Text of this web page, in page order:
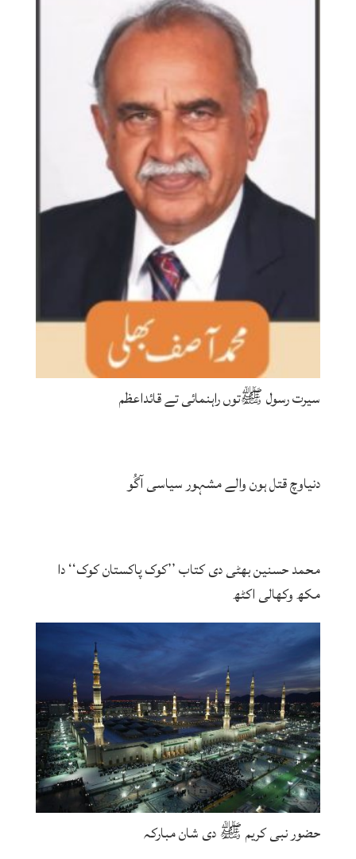
سیرت رسول ﷺتوں راہنمائی تے قائداعظم
دنیاوچ قتل ہون والے مشہور سیاسی آگُو
محمد حسنین بھٹی دی کتاب ’’کوک پاکستان کوک‘‘ دا
مکھ وکھالی اکٹھ
حضور نبی کریم ﷺ دی شان مبارکہ